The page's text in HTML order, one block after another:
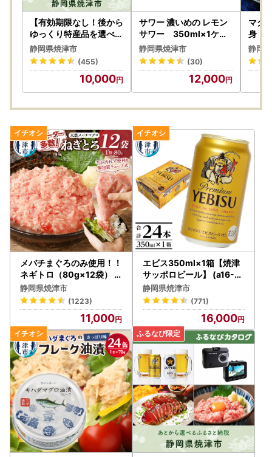
響について
積雪等の天候状況や、年末年始における宅配業者の休業・営
業時間短縮等の影響により、お礼品の配送に遅れが発生する
可能性があります。
上記の事情によりお礼品の到着が遅延となる場合は、ご容赦
ください。
緊急事態宣言の影響によりお礼品の配送に遅れが生じる可
能性がございます。
ご迷惑をおかけする場合があると思いますが、ご理解を賜
りますようお願いいたします。
※ふるさと納税サイトを騙る詐欺サイトが増えており、焼津
市のお礼品を表示している詐欺サイトも確認されています。
お礼品の寄付金額を割引や値引き等することはありませ
ん。少しでも怪しいと感じたらお電話ください。
(焼津市ふるさと納税課：054-626-9406)
【有効期限なし！後から
ゆっくり特産品を選べる
】静岡県焼津市カタログ
ポイント
静岡県焼津市
(455)
10,000
サワー 濃いめの レモン
サワー 350ml×1ケー
ス (a12-244)
静岡県焼津市
(30)
12,000
マグ
身 ミ
切り
5-
静岡
メバチまぐろのみ使用！！
ネギトロ（80g×12袋） (a
10-507)
静岡県焼津市
(1223)
11,000
エビス350ml×1箱【焼津
サッポロビール】 (a16-19
8)
静岡県焼津市
(771)
16,000